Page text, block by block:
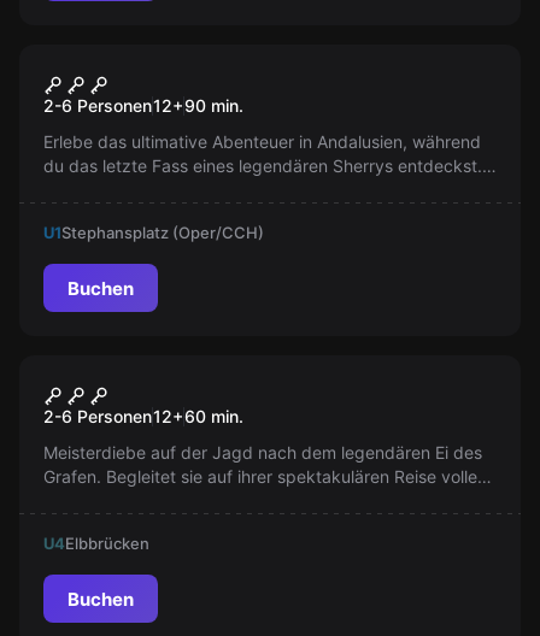
Neu
Sherry-Abenteuer
2-6 Personen12+90 min.
Erlebe das ultimative Abenteuer in Andalusien, während
du das letzte Fass eines legendären Sherrys entdeckst.
Reise voller Genuss und Rätsel erwartet dich!
U1Stephansplatz (Oper/CCH)
Buchen
Skriptorium
2-6 Personen12+60 min.
Meisterdiebe auf der Jagd nach dem legendären Ei des
Grafen. Begleitet sie auf ihrer spektakulären Reise voller
U4Elbbrücken
Buchen